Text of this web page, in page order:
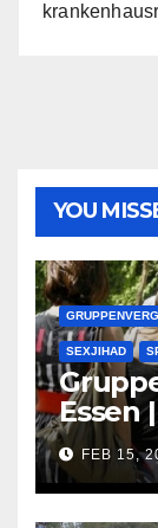
YOU
SEXJIHAD
Essen
FEB 15,